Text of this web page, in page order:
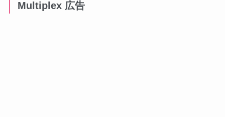
Multiplex 広告